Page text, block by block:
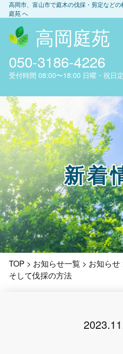
高岡市、富山市で庭木の伐採・剪定など
庭苑へ
高岡庭苑
050-3186-4226
受付時間 08:00〜18:00 日曜・祝日
新着
TOP > お知らせ一覧 > お知らせ
そして伐採の方法